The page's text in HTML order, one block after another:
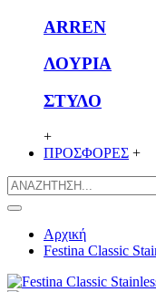
ARREN
ΛΟΥΡΙΑ
ΣΤΥΛΟ
+
ΠΡΟΣΦΟΡΕΣ +
Αρχική
Festina Classic